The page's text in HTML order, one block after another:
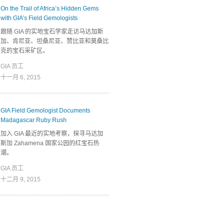
On the Trail of Africa’s Hidden Gems
with GIA’s Field Gemologists
跟随 GIA 的实地宝石学家走访马达加斯
加、肯尼亚、坦桑尼亚、赞比亚和莫桑比
克的宝石采矿区。
GIA 员工
十一月 6, 2015
GIA Field Gemologist Documents
Madagascar Ruby Rush
加入 GIA 最近的实地考察，探寻马达加
斯加 Zahamena 国家公园的红宝石热
潮。
GIA 员工
十二月 9, 2015